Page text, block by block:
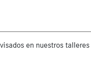
en nuestros talleres